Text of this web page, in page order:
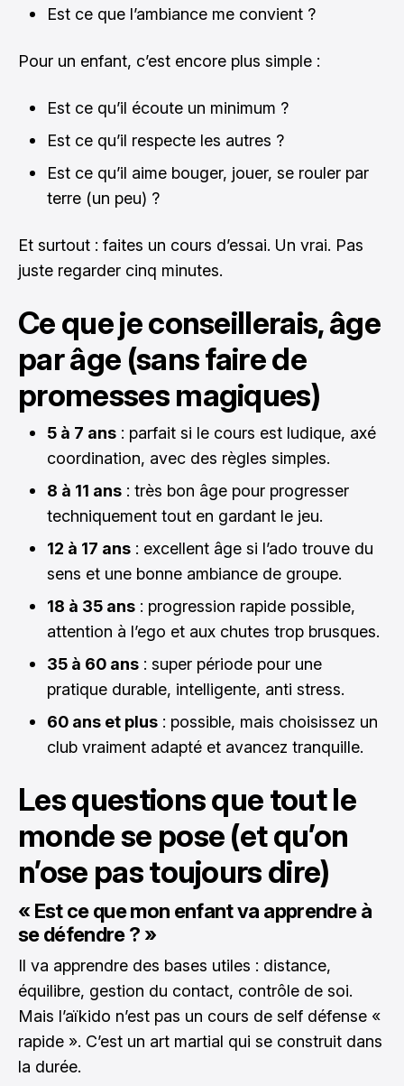
Est ce que l’ambiance me convient ?
Pour un enfant, c’est encore plus simple :
Est ce qu’il écoute un minimum ?
Est ce qu’il respecte les autres ?
Est ce qu’il aime bouger, jouer, se rouler par
terre (un peu) ?
Et surtout : faites un cours d’essai. Un vrai. Pas
juste regarder cinq minutes.
Ce que je conseillerais, âge
par âge (sans faire de
promesses magiques)
5 à 7 ans : parfait si le cours est ludique, axé
coordination, avec des règles simples.
8 à 11 ans : très bon âge pour progresser
techniquement tout en gardant le jeu.
12 à 17 ans : excellent âge si l’ado trouve du
sens et une bonne ambiance de groupe.
18 à 35 ans : progression rapide possible,
attention à l’ego et aux chutes trop brusques.
35 à 60 ans : super période pour une
pratique durable, intelligente, anti stress.
60 ans et plus : possible, mais choisissez un
club vraiment adapté et avancez tranquille.
Les questions que tout le
monde se pose (et qu’on
n’ose pas toujours dire)
« Est ce que mon enfant va apprendre à
se défendre ? »
Il va apprendre des bases utiles : distance,
équilibre, gestion du contact, contrôle de soi.
Mais l’aïkido n’est pas un cours de self défense «
rapide ». C’est un art martial qui se construit dans
la durée.